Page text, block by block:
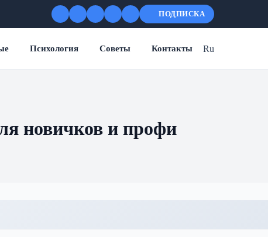
ПОДПИСКА
Психология Советы Контакты Ru
новичков и профи